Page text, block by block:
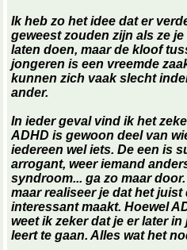
Ik heb zo het idee dat er
geweest zouden zijn als ze
laten doen, maar de kloof
jongeren is een vreemde
kunnen zich vaak slecht
ander.
In ieder geval vind ik het
ADHD is gewoon deel van
iedereen wel iets. De een is
arrogant, weer iemand
syndroom... ga zo maar
maar realiseer je dat het
interessant maakt. Hoewel
weet ik zeker dat je er later
leert te gaan. Alles wat het